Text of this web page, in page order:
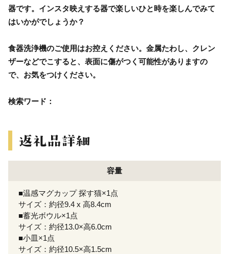
器です。インスタ映えする器で楽しいひと時を楽しんでみて
はいかがでしょうか？
食器洗浄機のご使用はお控えください。金属たわし、クレン
ザーなどでこすると、表面に傷がつく可能性がありますの
で、お気をつけください。
検索ワード：
容量
■温感マグカップ 探す猫×1点
サイズ：約径9.4 x 高8.4cm
■蓄光ボウル×1点
サイズ：約径13.0×高6.0cm
■小皿×1点
サイズ：約径10.5×高1.5cm